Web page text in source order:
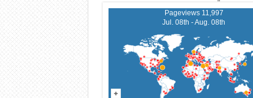
11,997 Pageviews
Jul. 08th - Aug. 08th